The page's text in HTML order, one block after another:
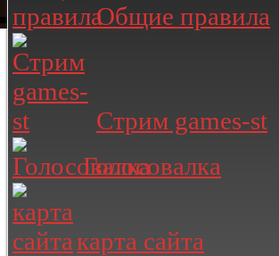
Общие правила
Стрим games-st
Голосовалка
карта сайта